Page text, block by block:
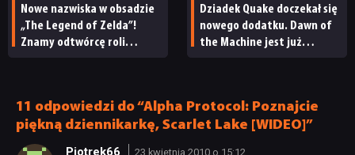
KULTURA
TECHNOLOGIE
Nowe nazwiska w obsadzie
„The Legend of Zelda”!
Znamy odtwórcę roli
Dziadek Quake doczekał się
nowego dodatku. Dawn of
the Machine jest już
11 odpowiedzi do “Alpha Protocol: Poznajcie
piękną dziennikarkę, Scarlet Lake [WIDEO]”
23 kwietnia 2010 o 15:12